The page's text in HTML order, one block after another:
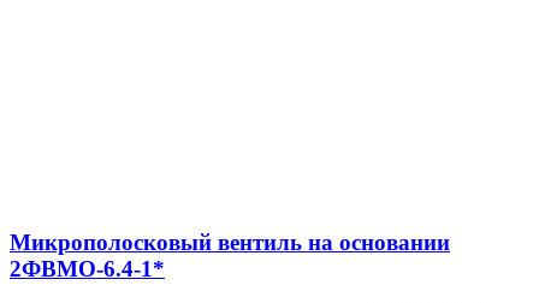
Микрополосковый вентиль на основании
2ФВМO-6.4-1*